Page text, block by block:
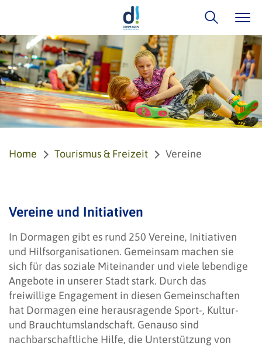
Home Tourismus & Freizeit Vereine
Vereine und Initiativen
In Dormagen gibt es rund 250 Vereine, Initiativen
und Hilfsorganisationen. Gemeinsam machen sie
sich für das soziale Miteinander und viele lebendige
Angebote in unserer Stadt stark. Durch das
freiwillige Engagement in diesen Gemeinschaften
hat Dormagen eine herausragende Sport-, Kultur-
und Brauchtumslandschaft. Genauso sind
nachbarschaftliche Hilfe, die Unterstützung von